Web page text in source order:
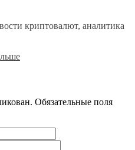
криптовалют, аналитика
Обязательные поля